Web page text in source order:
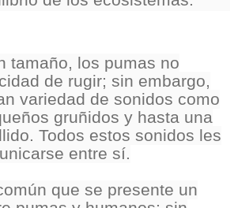
tamaño, los pumas no
de rugir; sin embargo,
variedad de sonidos como
gruñidos y hasta una
Todos estos sonidos les
entre sí.
que se presente un